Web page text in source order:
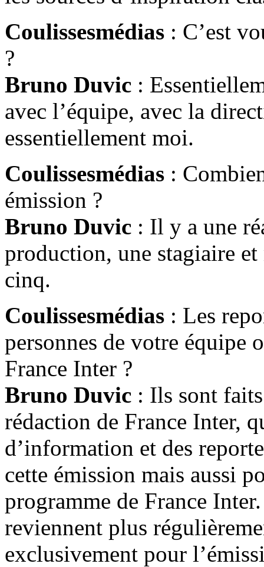
Coulissesmédias : C’est
?
Bruno Duvic :
avec l’équipe, avec la
essentiellement moi.
Coulissesmédias :
émission ?
Bruno Duvic : Il y a une
production, une stagiaire
cinq.
Coulissesmédias : Les
personnes de votre équipe
France Inter ?
Bruno Duvic : Ils sont
rédaction de France Inter,
d’information et des
cette émission mais aussi
programme de France
reviennent plus
exclusivement pour